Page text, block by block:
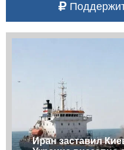
Иран заставил